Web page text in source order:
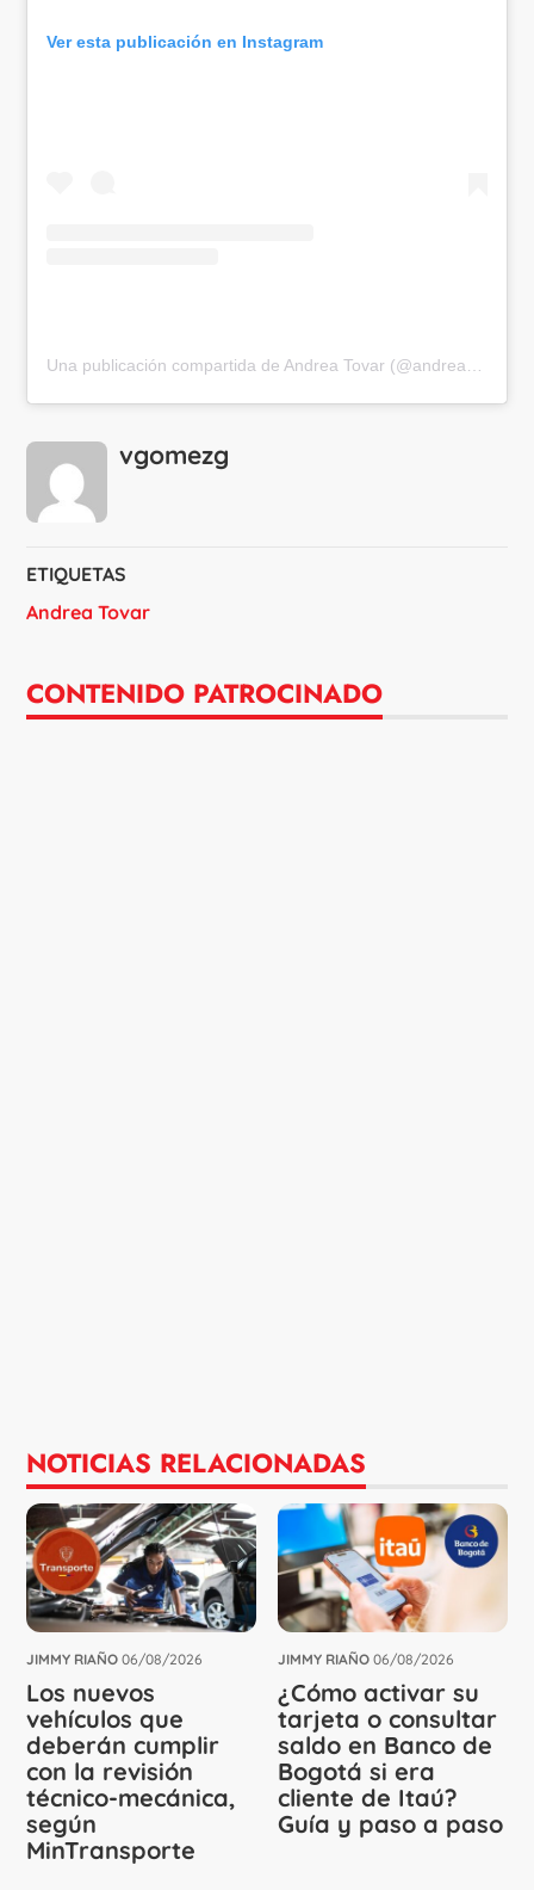
Ver esta publicación en Instagram
vgomezg
ETIQUETAS
Andrea Tovar
CONTENIDO PATROCINADO
NOTICIAS RELACIONADAS
JIMMY RIAÑO 06/08/2026
Los nuevos
vehículos que
deberán cumplir
con la revisión
técnico-mecánica,
según
MinTransporte
JIMMY RIAÑO 06/08/2026
¿Cómo activar su
tarjeta o consultar
saldo en Banco de
Bogotá si era
cliente de Itaú?
Guía y paso a paso